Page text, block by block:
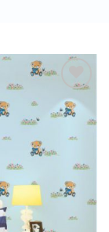
Yêu
thích